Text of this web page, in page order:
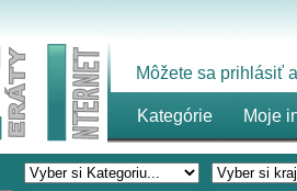
Môžete sa prihlásiť
Kategórie Moje